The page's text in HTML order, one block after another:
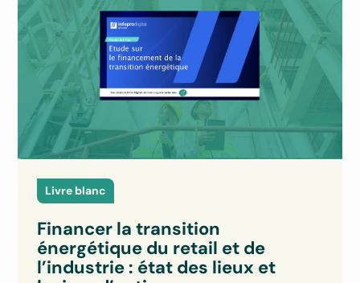
Livre blanc
Financer la transition
énergétique du retail et de
l’industrie : état des lieux et